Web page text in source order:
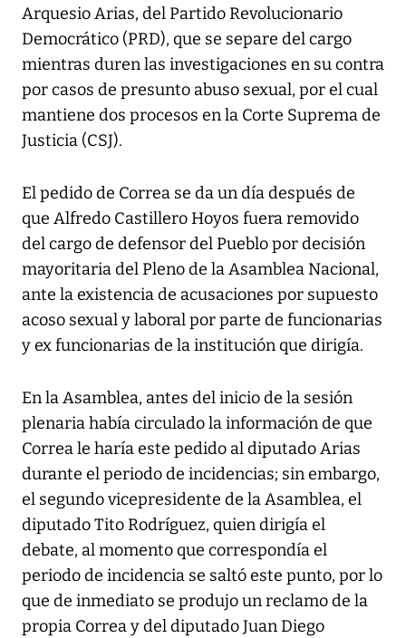
Arquesio Arias, del Partido Revolucionario
Democrático (PRD), que se separe del cargo
mientras duren las investigaciones en su contra
por casos de presunto abuso sexual, por el cual
mantiene dos procesos en la Corte Suprema de
Justicia (CSJ).
El pedido de Correa se da un día después de
que Alfredo Castillero Hoyos fuera removido
del cargo de defensor del Pueblo por decisión
mayoritaria del Pleno de la Asamblea Nacional,
ante la existencia de acusaciones por supuesto
acoso sexual y laboral por parte de funcionarias
y ex funcionarias de la institución que dirigía.
En la Asamblea, antes del inicio de la sesión
plenaria había circulado la información de que
Correa le haría este pedido al diputado Arias
durante el periodo de incidencias; sin embargo,
el segundo vicepresidente de la Asamblea, el
diputado Tito Rodríguez, quien dirigía el
debate, al momento que correspondía el
periodo de incidencia se saltó este punto, por lo
que de inmediato se produjo un reclamo de la
propia Correa y del diputado Juan Diego